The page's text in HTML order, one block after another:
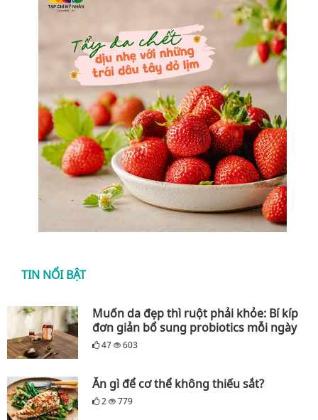
TIN NỔI BẬT
Muốn da đẹp thì ruột phải khỏe: Bí kíp
đơn giản bổ sung probiotics mỗi ngày
47 603
Ăn gì để cơ thể không thiếu sắt?
2 779